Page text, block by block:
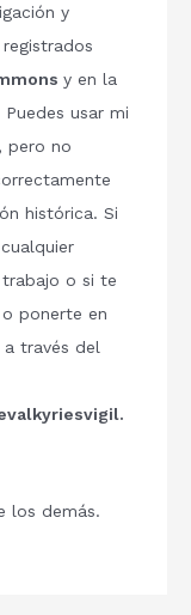
y
y en la
Puedes usar mi
pero no
histórica. Si
o si te
ponerte en
través del
los demás.